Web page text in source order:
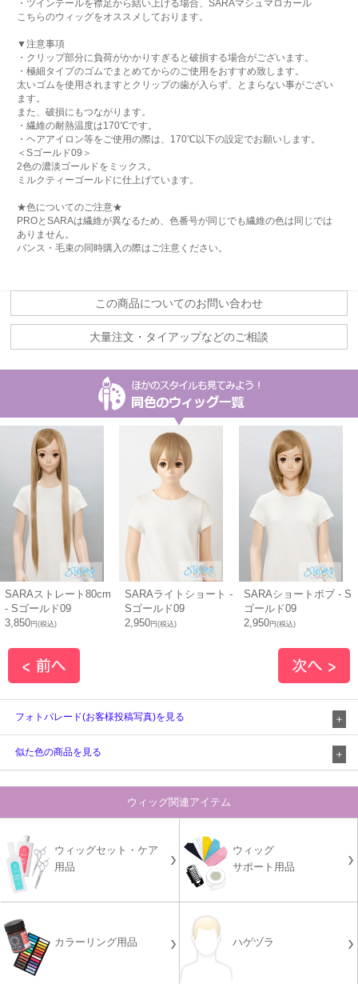
・ツインテールを襟足から結い上げる場合、SARAマシュマロカール
こちらのウィッグをオススメしております。
▼注意事項
・クリップ部分に負荷がかかりすぎると破損する場合がございます。
・極細タイプのゴムでまとめてからのご使用をおすすめ致します。
太いゴムを使用されますとクリップの歯が入らず、とまらない事がござい
ます。
また、破損にもつながります。
・繊維の耐熱温度は170℃です。
・ヘアアイロン等をご使用の際は、170℃以下の設定でお願いします。
＜Sゴールド09＞
2色の濃淡ゴールドをミックス。
ミルクティーゴールドに仕上げています。
★色についてのご注意★
PROとSARAは繊維が異なるため、色番号が同じでも繊維の色は同じでは
ありません。
バンス・毛束の同時購入の際はご注意ください。
この商品についてのお問い合わせ
大量注文・タイアップなどのご相談
SARAストレート80cm
- Sゴールド09
3,850円(税込)
SARAライトショート -
Sゴールド09
2,950円(税込)
SARAショートボブ - S
ゴールド09
2,950円(税込)
フォトパレード(お客様投稿写真)を見る
似た色の商品を見る
ウィッグ関連アイテム
ウィッグセット・ケア
用品
ウィッグ
サポート用品
カラーリング用品 ハゲヅラ